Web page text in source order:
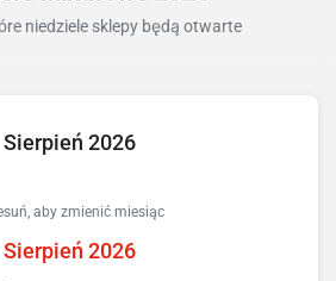
niedziele sklepy będą otwarte
Sierpień 2026
aby zmienić miesiąc
Sierpień 2026